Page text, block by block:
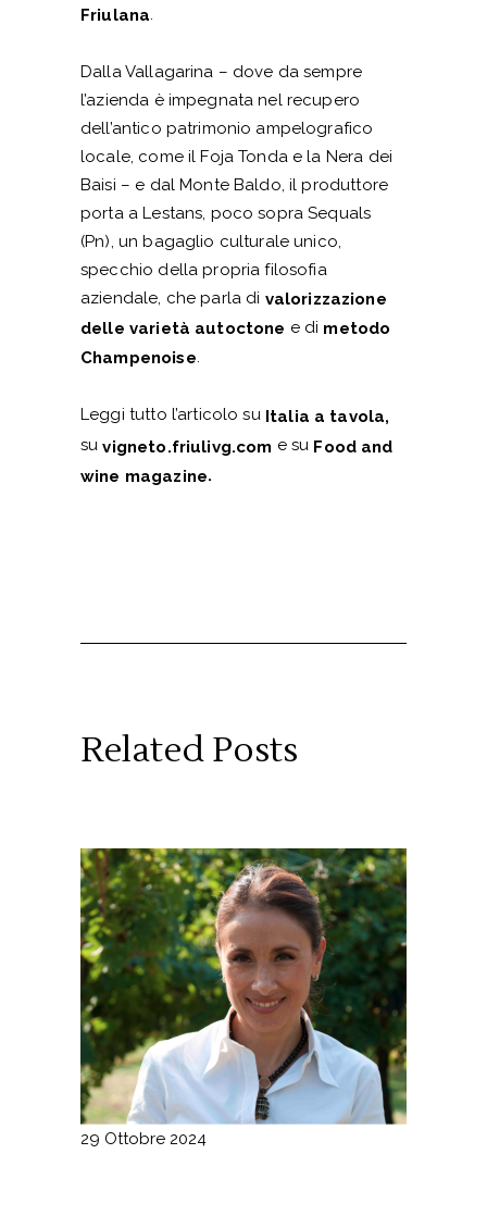
Friulana
Dalla Vallagarina – dove da sempre
l’azienda è impegnata nel recupero
dell’antico patrimonio ampelografico
locale, come il Foja Tonda e la Nera dei
Baisi – e dal Monte Baldo, il produttore
porta a Lestans, poco sopra Sequals
(Pn), un bagaglio culturale unico,
specchio della propria filosofia
aziendale, che parla di valorizzazione
delle varietà autoctone e di metodo
Champenoise.
Leggi tutto l’articolo su Italia a tavola,
suvigneto.friulivg.com e su Food and
wine magazine.
Related Posts
29 Ottobre 2024